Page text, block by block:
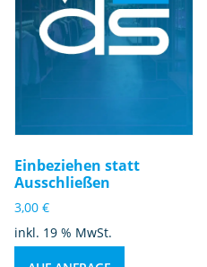
Einbeziehen statt
Ausschließen
3,00 €
inkl. 19 % MwSt.